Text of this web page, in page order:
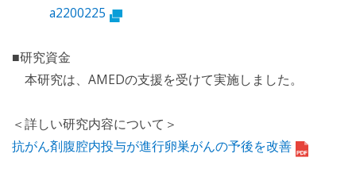
a2200225
■研究資金
本研究は、AMEDの支援を受けて実施しました。
＜詳しい研究内容について＞
抗がん剤腹腔内投与が進行卵巣がんの予後を改善